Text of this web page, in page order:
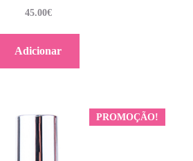
45.00€
Adicionar
PROMOÇÃO!